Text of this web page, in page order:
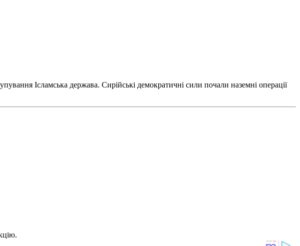
Ісламська держава. Сирійські демократичні сили почали наземні операції